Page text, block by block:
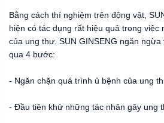
Bằng cách thí nghiệm trên động vật,
hiện có tác dụng rất hiệu quả trong việc
của ung thư. SUN GINSENG ngăn
qua 4 bước:
- Ngăn chặn quá trình ủ bệnh của ung
- Đầu tiên khử những tác nhân gây ung